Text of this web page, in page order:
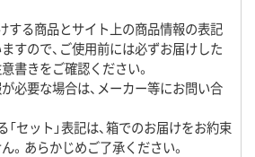
する商品とサイト上の商品情報の表記
すので、ご使用前には必ずお届けした
書きをご確認ください。
必要な場合は、メーカー等にお問い合
「セット」表記は、箱でのお届けをお約束
。あらかじめご了承ください。